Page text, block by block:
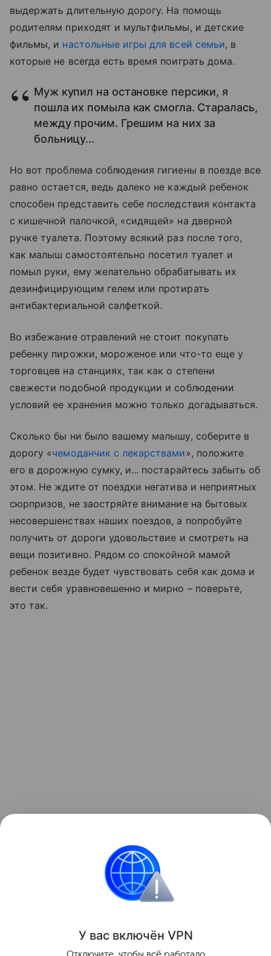
выдержать длительную дорогу. На помощь
родителям приходят и мультфильмы, и детские
фильмы, и настольные игры для всей семьи, в
которые не всегда есть время поиграть дома.
Муж купил на остановке персики, я
пошла их помыла как смогла. Старалась,
между прочим. Грешим на них за
больницу...
Но вот проблема соблюдения гигиены в поезде все
равно остается, ведь далеко не каждый ребенок
способен представить себе последствия контакта
с кишечной палочкой, «сидящей» на дверной
ручке туалета. Поэтому всякий раз после того,
как малыш самостоятельно посетил туалет и
помыл руки, ему желательно обрабатывать их
дезинфицирующим гелем или протирать
антибактериальной салфеткой.
Во избежание отравлений не стоит покупать
ребенку пирожки, мороженое или что-то еще у
торговцев на станциях, так как о степени
свежести подобной продукции и соблюдении
условий ее хранения можно только догадываться.
Сколько бы ни было вашему малышу, соберите в
дорогу «чемоданчик с лекарствами», положите
его в дорожную сумку, и... постарайтесь забыть об
этом. Не ждите от поездки негатива и неприятных
сюрпризов, не заостряйте внимание на бытовых
несовершенствах наших поездов, а попробуйте
получить от дороги удовольствие и смотреть на
вещи позитивно. Рядом со спокойной мамой
ребенок везде будет чувствовать себя как дома и
вести себя уравновешенно и мирно – поверьте,
это так.
Объехать весь мир с ребенком:
Поделиться
У вас включён VPN